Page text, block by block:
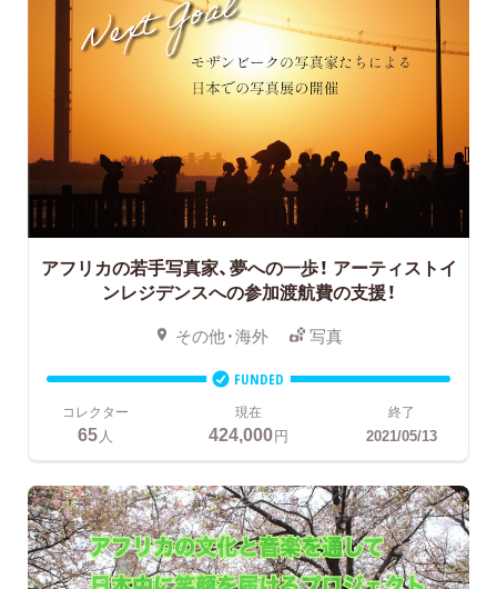
アフリカの若手写真家、夢への一歩！ アーティストイ
ンレジデンスへの参加渡航費の支援！
その他・海外 写真
FUNDED
コレクター
65人
現在
424,000円
終了
2021/05/13